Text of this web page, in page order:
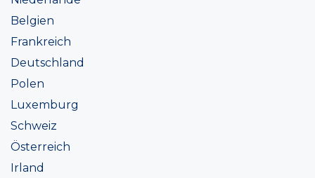
Belgien
Frankreich
Deutschland
Polen
Luxemburg
Schweiz
Österreich
Irland